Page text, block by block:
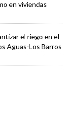
en viviendas
el riego en el
Aguas-Los Barros